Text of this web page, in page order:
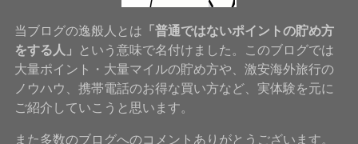
当ブログの逸般人とは 「普通ではないポイントの貯め方
をする人」
という意味で名付けました。このブログでは
大量ポイント・大量マイルの貯め方や、激安海外旅行の
ノウハウ、携帯電話のお得な買い方など、実体験を元に
ご紹介していこうと思います。
また多数のブログへのコメントありがとうございます。